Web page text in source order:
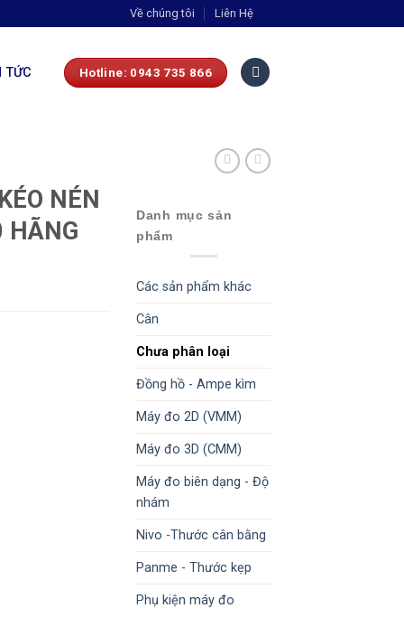
Về chúng tôi Liên Hệ
TỨC Hotline: 0943 735 866
NÉN
HÃNG
Danh mục sản
phẩm
Các sản phẩm khác
Cân
Chưa phân loại
Đồng hồ - Ampe kìm
Máy đo 2D (VMM)
Máy đo 3D (CMM)
Máy đo biên dạng - Độ
nhám
Nivo -Thước cân bằng
Panme - Thước kẹp
Phụ kiện máy đo